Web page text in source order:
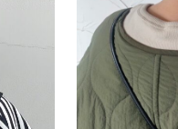
Stylist